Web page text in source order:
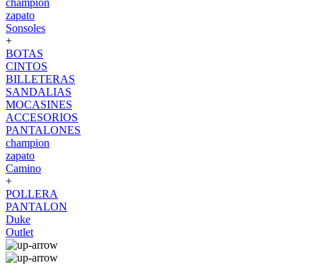
champion
zapato
Sonsoles
+
BOTAS
CINTOS
BILLETERAS
SANDALIAS
MOCASINES
ACCESORIOS
PANTALONES
champion
zapato
Camino
+
POLLERA
PANTALON
Duke
Outlet